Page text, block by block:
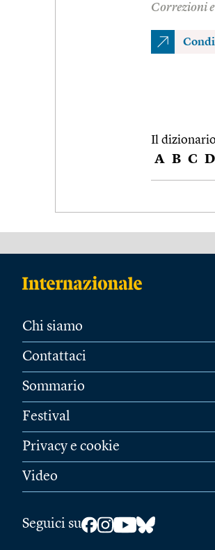
Correzioni
Il
A B C D
Chi siamo
Contattaci
Sommario
Festival
Privacy e cookie
Video
Seguici su